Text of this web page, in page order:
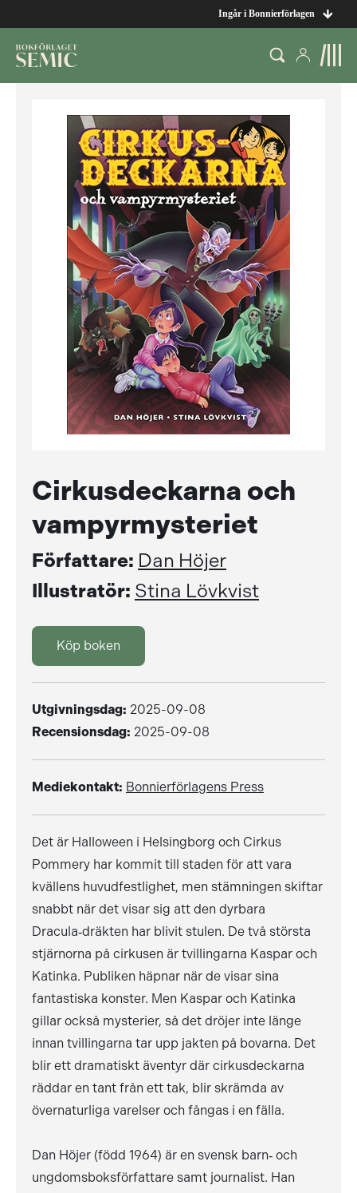
Ingår i Bonnierförlagen
Cirkusdeckarna och
vampyrmysteriet
Författare: Dan Höjer
Illustratör: Stina Lövkvist
Köp boken
Utgivningsdag: 2025-09-08
Recensionsdag: 2025-09-08
Mediekontakt: Bonnierförlagens Press
Det är Halloween i Helsingborg och Cirkus
Pommery har kommit till staden för att vara
kvällens huvudfestlighet, men stämningen skiftar
snabbt när det visar sig att den dyrbara
Dracula‑dräkten har blivit stulen. De två största
stjärnorna på cirkusen är tvillingarna Kaspar och
Katinka. Publiken häpnar när de visar sina
fantastiska konster. Men Kaspar och Katinka
gillar också mysterier, så det dröjer inte länge
innan tvillingarna tar upp jakten på bovarna. Det
blir ett dramatiskt äventyr där cirkusdeckarna
räddar en tant från ett tak, blir skrämda av
övernaturliga varelser och fångas i en fälla.
Dan Höjer (född 1964) är en svensk barn‑ och
ungdomsboksförfattare samt journalist. Han